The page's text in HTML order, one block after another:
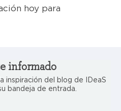
hoy para
informado
inspiración del blog de IDeaS
bandeja de entrada.